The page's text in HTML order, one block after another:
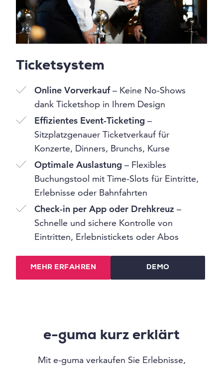
Ticketsystem
Online Vorverkauf– Keine No-Shows
dank Ticketshop in Ihrem Design
Effizientes Event-Ticketing –
Sitzplatzgenauer Ticketverkauf für
Konzerte, Dinners, Brunchs, Kurse
Optimale Auslastung – Flexibles
Buchungstool mit Time-Slots für Eintritte,
Erlebnisse oder Bahnfahrten
Check-in per App oder Drehkreuz –
Schnelle und sichere Kontrolle von
Eintritten, Erlebnistickets oder Abos
MEHR ERFAHREN DEMO
e-guma kurz erklärt
Mit e-guma verkaufen Sie Erlebnisse,